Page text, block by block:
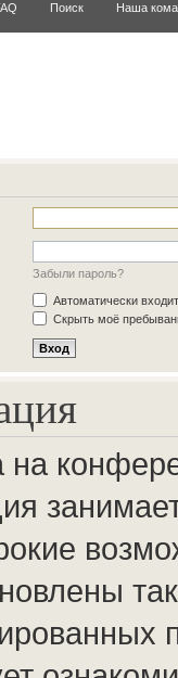
Поиск Наша
Забыли пароль?
Автоматически
Скрыть моё
на